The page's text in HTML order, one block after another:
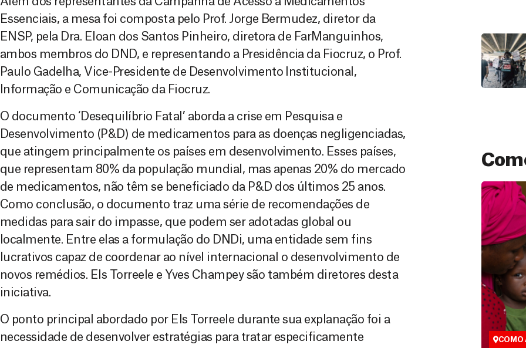
Essenciais, a mesa foi composta pelo Prof. Jorge Bermudez, diretor da
ENSP, pela Dra. Eloan dos Santos Pinheiro, diretora de FarManguinhos,
ambos membros do DND, e representando a Presidência da Fiocruz, o Prof.
Paulo Gadelha, Vice-Presidente de Desenvolvimento Institucional,
Informação e Comunicação da Fiocruz.
O documento ‘Desequilíbrio Fatal’ aborda a crise em Pesquisa e
Desenvolvimento (P&D) de medicamentos para as doenças negligenciadas,
que atingem principalmente os países em desenvolvimento. Esses países,
que representam 80% da população mundial, mas apenas 20% do mercado
de medicamentos, não têm se beneficiado da P&D dos últimos 25 anos.
Como conclusão, o documento traz uma série de recomendações de
medidas para sair do impasse, que podem ser adotadas global ou
localmente. Entre elas a formulação do DNDi, uma entidade sem fins
lucrativos capaz de coordenar ao nível internacional o desenvolvimento de
novos remédios. Els Torreele e Yves Champey são também diretores desta
iniciativa.
O ponto principal abordado por Els Torreele durante sua explanação foi a
necessidade de desenvolver estratégias para tratar especificamente
Doação
São as
que nos
vidas em
COMO